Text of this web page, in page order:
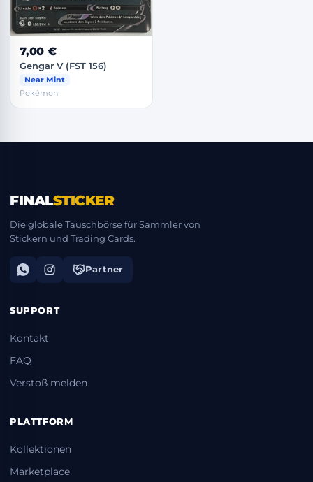
7,00 €
Gengar V (FST 156)
Near Mint
Pokémon
FINALSTICKER
Die globale Tauschbörse für Sammler von
Stickern und Trading Cards.
Partner
SUPPORT
Kontakt
FAQ
Verstoß melden
PLATTFORM
Kollektionen
Marketplace